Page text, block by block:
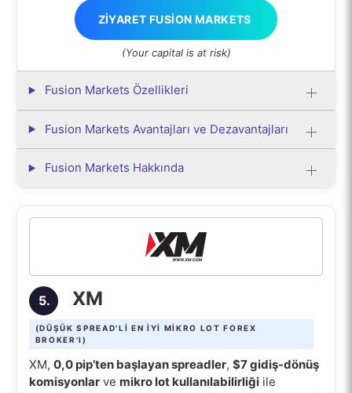
ZIYARET FUSION MARKETS
(Your capital is at risk)
Fusion Markets Özellikleri
Fusion Markets Avantajları ve Dezavantajları
Fusion Markets Hakkında
5. XM
(DÜŞÜK SPREAD'LI EN IYI MIKRO LOT FOREX
BROKER'I)
XM, 0,0 pip’ten başlayan spreadler, $7 gidiş-dönüş
komisyonlarve mikro lot kullanılabilirliğiile